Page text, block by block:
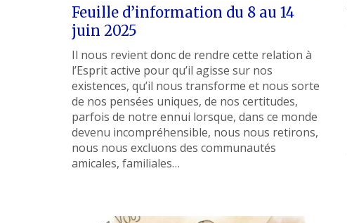
Feuille d’information du 8 au 14
juin 2025
Il nous revient donc de rendre cette relation à
l’Esprit active pour qu’il agisse sur nos
existences, qu’il nous transforme et nous sorte
de nos pensées uniques, de nos certitudes,
parfois de notre ennui lorsque, dans ce monde
devenu incompréhensible, nous nous retirons,
nous nous excluons des communautés
amicales, familiales…